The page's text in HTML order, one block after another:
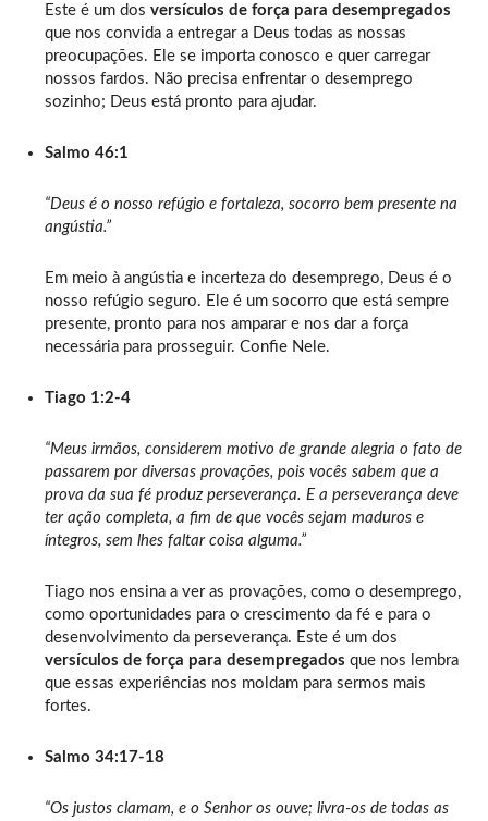
Este é um dos versículos de força para desempregados
que nos convida a entregar a Deus todas as nossas
preocupações. Ele se importa conosco e quer carregar
nossos fardos. Não precisa enfrentar o desemprego
sozinho; Deus está pronto para ajudar.
Salmo 46:1
“Deus é o nosso refúgio e fortaleza, socorro bem presente na
angústia.”
Em meio à angústia e incerteza do desemprego, Deus é o
nosso refúgio seguro. Ele é um socorro que está sempre
presente, pronto para nos amparar e nos dar a força
necessária para prosseguir. Confie Nele.
Tiago 1:2-4
“Meus irmãos, considerem motivo de grande alegria o fato de
passarem por diversas provações, pois vocês sabem que a
prova da sua fé produz perseverança. E a perseverança deve
ter ação completa, a fim de que vocês sejam maduros e
íntegros, sem lhes faltar coisa alguma.”
Tiago nos ensina a ver as provações, como o desemprego,
como oportunidades para o crescimento da fé e para o
desenvolvimento da perseverança. Este é um dos
versículos de força para desempregados que nos lembra
que essas experiências nos moldam para sermos mais
fortes.
Salmo 34:17-18
“Os justos clamam, e o Senhor os ouve; livra-os de todas as